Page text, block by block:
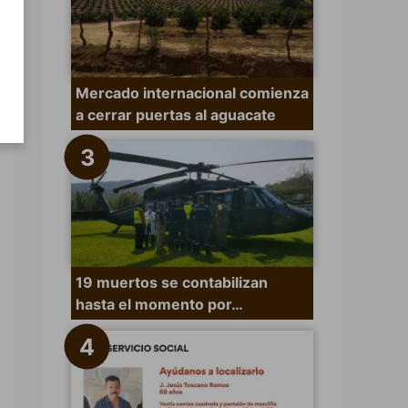
Mercado internacional comienza
a cerrar puertas al aguacate
19 muertos se contabilizan
hasta el momento por…